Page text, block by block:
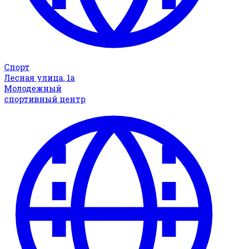
Спорт
Лесная улица, 1а
Молодежный
спортивный центр